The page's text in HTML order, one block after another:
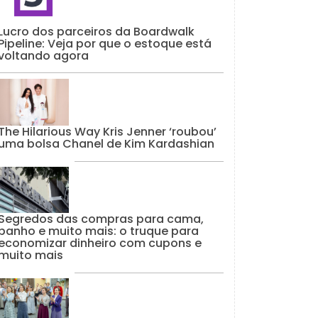
dos parceiros da Boardwalk
Veja por que o estoque está
agora
Hilarious Way Kris Jenner ‘roubou’
bolsa Chanel de Kim Kardashian
das compras para cama,
e muito mais: o truque para
dinheiro com cupons e
mais